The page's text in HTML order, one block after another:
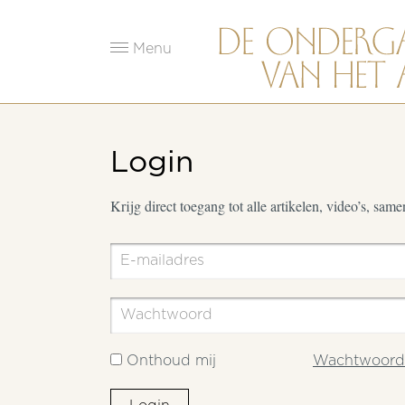
Menu
Login
Krijg direct toegang tot alle artikelen, video’s,
Onthoud mij